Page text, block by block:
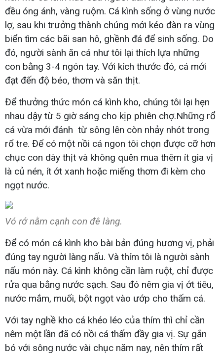
đều óng ánh, vàng ruộm. Cá kình sống ở vùng nước
lợ, sau khi trưởng thành chúng mới kéo đàn ra vùng
biển tìm các bãi san hô, ghềnh đá để sinh sống. Do
đó, người sành ăn cá như tôi lại thích lựa những
con bằng 3-4 ngón tay. Với kích thước đó, cá mới
đạt đến độ béo, thơm và săn thịt.
Để thưởng thức món cá kình kho, chúng tôi lại hẹn
nhau dậy từ 5 giờ sáng cho kịp phiên chợ.Những rổ
cá vừa mới đánh từ sông lên còn nhảy nhót trong
rổ tre. Để có một nồi cá ngon tôi chọn được cỡ hơn
chục con dày thịt và không quên mua thêm ít gia vị
là củ nén, ít ớt xanh hoặc miếng thơm đi kèm cho
ngọt nước.
Vó rớ nằm cạnh con đê làng.
Để có món cá kình kho bài bản đúng hương vị, phải
đúng tay người làng nấu. Và thím tôi là người sành
nấu món này. Cá kình không cần làm ruột, chỉ được
rửa qua bằng nước sạch. Sau đó nêm gia vị ớt tiêu,
nước mắm, muối, bột ngọt vào ướp cho thấm cá.
Với tay nghề kho cá khéo léo của thím thì chỉ cần
nêm một lần đã có nồi cá thấm đầy gia vị. Sự gắn
bó với sông nước vài chục năm nay, nên thím rất